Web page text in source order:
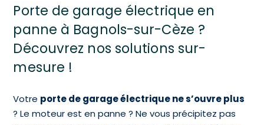
Porte de garage électrique en
panne à Bagnols-sur-Cèze ?
Découvrez nos solutions sur-
mesure !
Votre porte de garage électrique ne s’ouvre plus
? Le moteur est en panne ? Ne vous précipitez pas